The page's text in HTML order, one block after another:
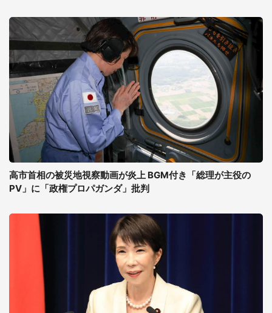
高市首相の被災地視察動画が炎上 BGM付き「総理が主役の
PV」に「政権プロパガンダ」批判